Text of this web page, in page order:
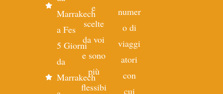
Marrakech
a Fes
5 Giorni
da
Marrakech
e
scelte
da voi
e sono
più
flessibi
numer
o di
viaggi
atori
con
cui